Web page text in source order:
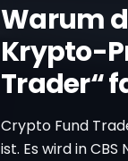
Warum
Krypto-
Trader“
Crypto Fund
ist. Es wird in